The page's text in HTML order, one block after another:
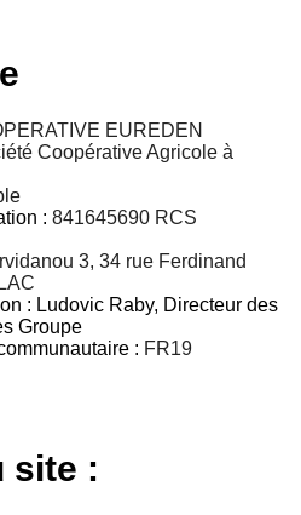
EUREDEN
Coopérative Agricole à
: 841645690 RCS
3, 34 rue Ferdinand
: Ludovic Raby, Directeur des
Groupe
: FR19
site :